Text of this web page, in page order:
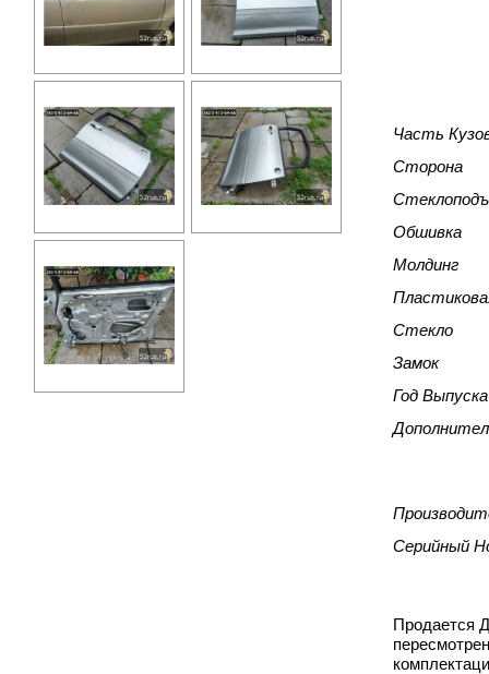
Часть
Сторона
Обшивка
Молдинг
Стекло
Замок
Год Выпуска
Серийный
Продается